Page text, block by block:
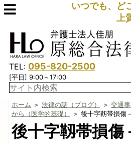
いつでも、ど
TEL: 095-820-2500
[平日] 9:00～17:00
ホーム ＞ 法律の話（ブログ） ＞ 交通
から（医学的基礎）
＞ 後十字靱帯損傷
後十字靱帯損傷